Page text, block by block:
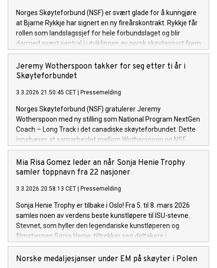
Norges Skøyteforbund (NSF) er svært glade for å kunngjøre
at Bjarne Rykkje har signert en ny fireårskontrakt. Rykkje får
rollen som landslagssjef for hele forbundslaget og blir
dermed svært sentral i utviklingen av norsk skøytesport frem
mot OL i Frankrike i 2030.
Jeremy Wotherspoon takker for seg etter ti år i
Skøyteforbundet
3.3.2026 21:50:45 CET Pressemelding
Norges Skøyteforbund (NSF) gratulerer Jeremy
Wotherspoon med ny stilling som National Program NextGen
Coach – Long Track i det canadiske skøyteforbundet. Dette
innebærer at samarbeidet mellom Wotherspoon og NSF
avsluttes 31. mars, etter ti svært innholdsrike år.
Mia Risa Gomez leder an når Sonja Henie Trophy
samler toppnavn fra 22 nasjoner
3.3.2026 20:58:13 CET Pressemelding
Sonja Henie Trophy er tilbake i Oslo! Fra 5. til 8. mars 2026
samles noen av verdens beste kunstløpere til ISU-stevne.
Stevnet, som hyller den legendariske kunstløperen og
filmstjernen Sonja Henie, tiltrekker seg deltakere i
verdenseliten.
Norske medaljesjanser under EM på skøyter i Polen